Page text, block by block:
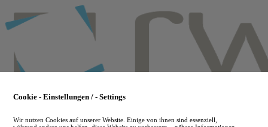
to
main
Cookie - Einstellungen / - Settings
Wir nutzen Cookies auf unserer Website. Einige von ihnen sind essenziell,